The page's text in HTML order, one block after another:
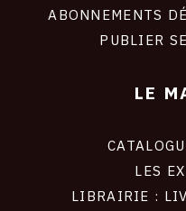
ABONNEMENTS
PUBLIER
LE
LES
LIBRAIRIE :